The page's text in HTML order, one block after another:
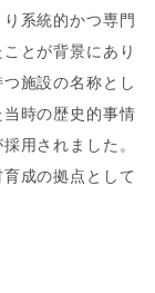
系統的かつ専門
とが背景にあり
施設の名称とし
時の歴史的事情
用されました。
成の拠点として